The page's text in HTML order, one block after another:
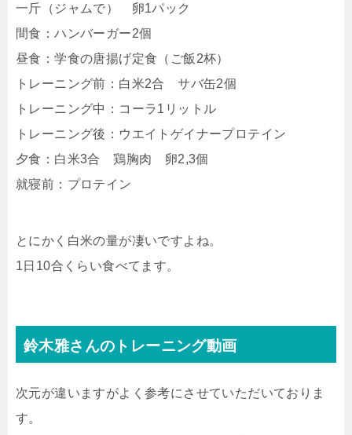
一斤（ジャムで） 卵1パック
間食：ハンバーガー2個
昼食：学食の唐揚げ定食（ご飯2杯）
トレーニング前：白米2合 サバ缶2個
トレーニング中：コーラ1リットル
トレーニング後：ウエイトゲイナープロテイン
夕食：白米3合 鶏胸肉 卵2,3個
就寝前：プロテイン
とにかく白米の量が凄いですよね。
1日10合くらい食べてます。
鈴木雅さんのトレーニング動画
次元が違いますがよく参考にさせていただいておりま
す。